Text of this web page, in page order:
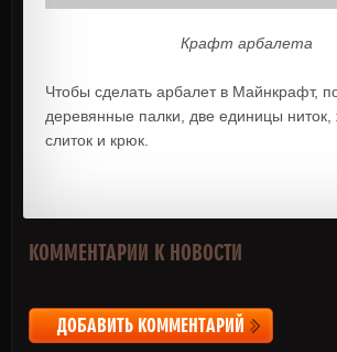
Крафт арбалета
Чтобы сделать арбалет в Майнкрафт,
деревянные палки, две единицы ниток,
слиток и крюк.
КОММЕНТАРИИ К НОВОСТИ
ДОБАВИТЬ КОММЕНТАРИЙ